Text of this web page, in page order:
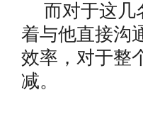
而对于这几
着与他直接沟
效率，对于整
减。